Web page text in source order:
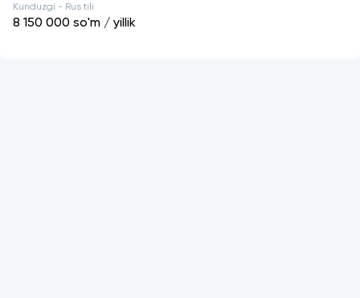
Kunduzgi - Rus tili
8 150 000 so'm / yillik